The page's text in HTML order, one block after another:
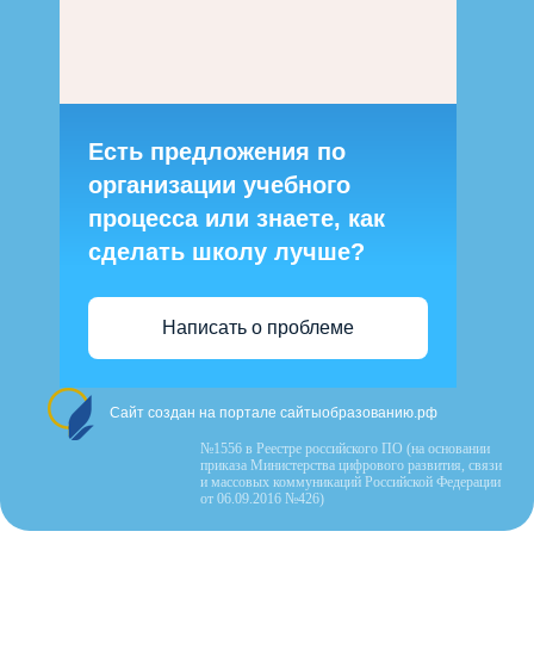
Есть предложения по
организации учебного
процесса или знаете, как
сделать школу лучше?
Написать о проблеме
Сайт создан на портале сайтыобразованию.рф
№1556 в Реестре российского ПО (на основании
приказа Министерства цифрового развития, связи
и массовых коммуникаций Российской Федерации
от 06.09.2016 №426)